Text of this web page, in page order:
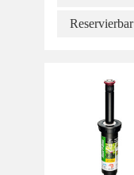
Reservierbar